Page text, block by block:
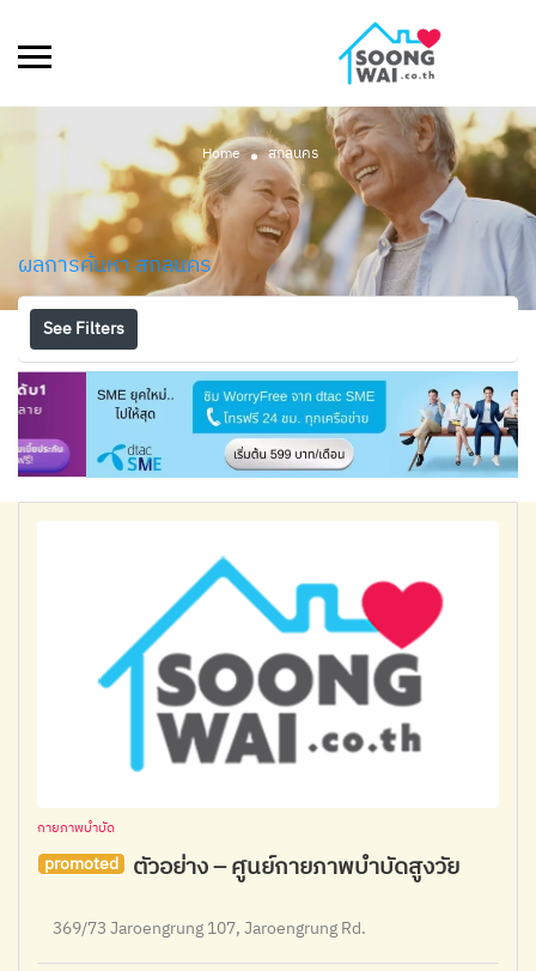
Home สกลนคร
ผลการค้นหาสกลนคร
See Filters
กายภาพบำบัด
promoted ตัวอย่าง – ศูนย์กายภาพบำบัดสูงวัย
369/73 Jaroengrung 107, Jaroengrung Rd.